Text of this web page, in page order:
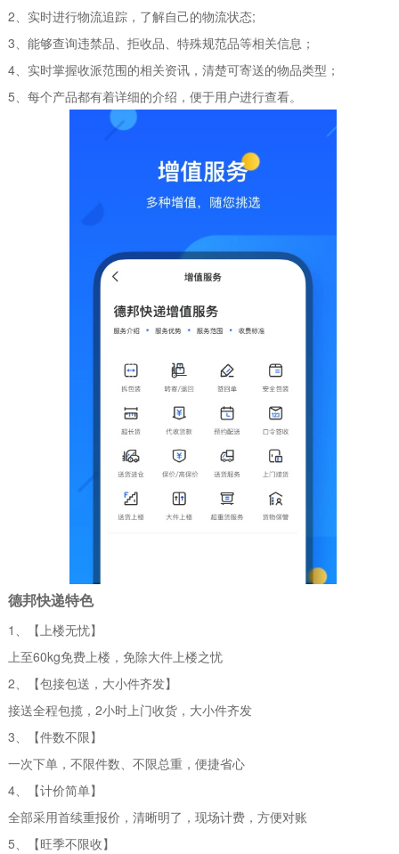
2、实时进行物流追踪，了解自己的物流状态;
3、能够查询违禁品、拒收品、特殊规范品等相关信息；
4、实时掌握收派范围的相关资讯，清楚可寄送的物品类型；
5、每个产品都有着详细的介绍，便于用户进行查看。
德邦快递特色
1、【上楼无忧】
上至60kg免费上楼，免除大件上楼之忧
2、【包接包送，大小件齐发】
接送全程包揽，2小时上门收货，大小件齐发
3、【件数不限】
一次下单，不限件数、不限总重，便捷省心
4、【计价简单】
全部采用首续重报价，清晰明了，现场计费，方便对账
5、【旺季不限收】